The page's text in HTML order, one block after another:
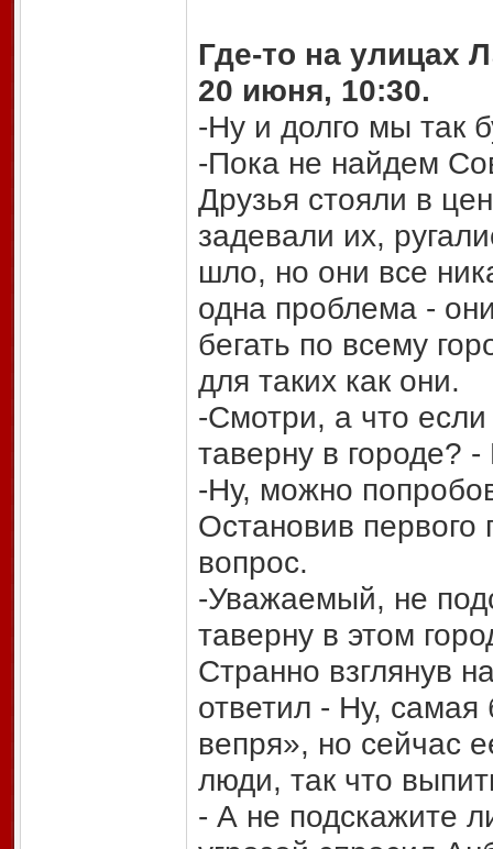
Где-то на улицах
20 июня, 10:30.
-Ну и долго мы так
-Пока не найдем
Друзья стояли в
задевали их,
шло, но они все
одна проблема -
бегать по всему
для таких как они.
-Смотри, а что
таверну в городе?
-Ну, можно
Остановив
вопрос.
-Уважаемый, не
таверну в этом
Странно взглянув
ответил - Ну,
вепря», но сейчас
люди, так что
- А не подскажите